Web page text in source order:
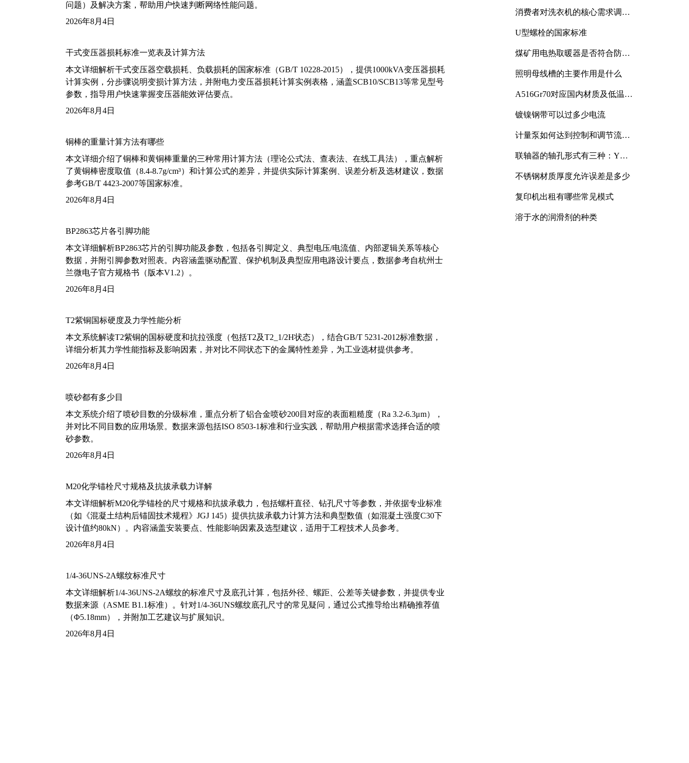
问题）及解决方案，帮助用户快速判断网络性能问题。
2026年8月4日
干式变压器损耗标准一览表及计算方法
本文详细解析干式变压器空载损耗、负载损耗的国家标准（GB/T 10228-2015），提供1000kVA变压器损耗
计算实例，分步骤说明变损计算方法，并附电力变压器损耗计算实例表格，涵盖SCB10/SCB13等常见型号
参数，指导用户快速掌握变压器能效评估要点。
2026年8月4日
铜棒的重量计算方法有哪些
本文详细介绍了铜棒和黄铜棒重量的三种常用计算方法（理论公式法、查表法、在线工具法），重点解析
了黄铜棒密度取值（8.4-8.7g/cm³）和计算公式的差异，并提供实际计算案例、误差分析及选材建议，数据
参考GB/T 4423-2007等国家标准。
2026年8月4日
BP2863芯片各引脚功能
本文详细解析BP2863芯片的引脚功能及参数，包括各引脚定义、典型电压/电流值、内部逻辑关系等核心
数据，并附引脚参数对照表。内容涵盖驱动配置、保护机制及典型应用电路设计要点，数据参考自杭州士
兰微电子官方规格书（版本V1.2）。
2026年8月4日
T2紫铜国标硬度及力学性能分析
本文系统解读T2紫铜的国标硬度和抗拉强度（包括T2及T2_1/2H状态），结合GB/T 5231-2012标准数据，
详细分析其力学性能指标及影响因素，并对比不同状态下的金属特性差异，为工业选材提供参考。
2026年8月4日
喷砂都有多少目
本文系统介绍了喷砂目数的分级标准，重点分析了铝合金喷砂200目对应的表面粗糙度（Ra 3.2-6.3μm），
并对比不同目数的应用场景。数据来源包括ISO 8503-1标准和行业实践，帮助用户根据需求选择合适的喷
砂参数。
2026年8月4日
M20化学锚栓尺寸规格及抗拔承载力详解
本文详细解析M20化学锚栓的尺寸规格和抗拔承载力，包括螺杆直径、钻孔尺寸等参数，并依据专业标准
（如《混凝土结构后锚固技术规程》JGJ 145）提供抗拔承载力计算方法和典型数值（如混凝土强度C30下
设计值约80kN）。内容涵盖安装要点、性能影响因素及选型建议，适用于工程技术人员参考。
2026年8月4日
1/4-36UNS-2A螺纹标准尺寸
本文详细解析1/4-36UNS-2A螺纹的标准尺寸及底孔计算，包括外径、螺距、公差等关键参数，并提供专业
数据来源（ASME B1.1标准）。针对1/4-36UNS螺纹底孔尺寸的常见疑问，通过公式推导给出精确推荐值
（Φ5.18mm），并附加工艺建议与扩展知识。
2026年8月4日
消费者对洗衣机的核心需求调研
U型螺栓的国家标准
煤矿用电热取暖器是否符合防爆
照明母线槽的主要作用是什么
A516Gr70对应国内材质及低温冲
镀镍钢带可以过多少电流
计量泵如何达到控制和调节流量
联轴器的轴孔形式有三种：Y
不锈钢材质厚度允许误差是多少
复印机出租有哪些常见模式
溶于水的润滑剂的种类